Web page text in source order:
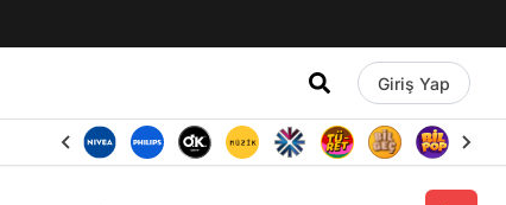
Giriş Yap